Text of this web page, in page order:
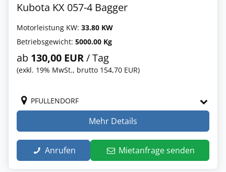
Kubota KX 057-4 Bagger
Motorleistung KW: 33.80 KW
Betriebsgewicht: 5000.00 Kg
ab 130,00 EUR/ Tag
(exkl. 19% MwSt., brutto 154,70 EUR)
PFULLENDORF
Mehr Details
Anrufen Mietanfrage senden